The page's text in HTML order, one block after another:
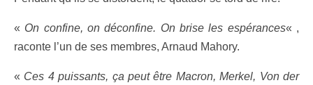
« On confine, on déconfine. On brise les espérances« ,
raconte l’un de ses membres, Arnaud Mahory.
« Ces 4 puissants, ça peut être Macron, Merkel, Von der